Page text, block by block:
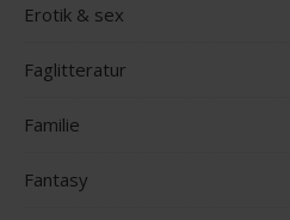
Erotik & sex
Faglitteratur
Familie
Fantasy